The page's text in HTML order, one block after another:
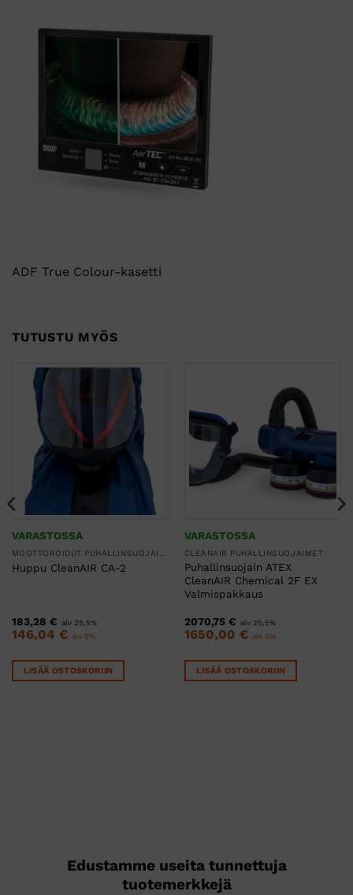
ADF True Colour-kasetti
TUTUSTU MYÖS
VARASTOSSA
MOOTTOROIDUT PUHALLINSUOJAIMET
Huppu CleanAIR CA-2
183,28 € alv 25,5%
146,04 € alv 0%
LISÄÄ OSTOSKORIIN
VARASTOSSA
CLEANAIR PUHALLINSUOJAIMET
Puhallinsuojain ATEX
CleanAIR Chemical 2F EX
Valmispakkaus
2070,75 € alv 25,5%
1650,00 € alv 0%
LISÄÄ OSTOSKORIIN
Edustamme useita tunnettuja
tuotemerkkejä